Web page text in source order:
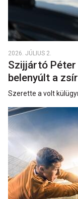
2026. JÚLIUS 2.
Szijjártó
belenyúlt a
Szerette a volt